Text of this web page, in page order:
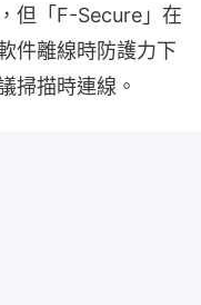
但「F-Secure」在
件離線時防護力下
掃描時連線。